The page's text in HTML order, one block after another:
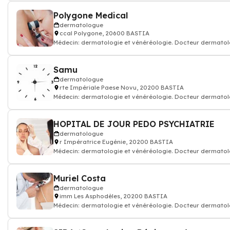
Polygone Medical
dermatologue
ccal Polygone, 20600 BASTIA
Médecin: dermatologie et vénéréologie. Docteur
Samu
dermatologue
rte Impériale Paese Novu, 20200 BASTIA
Médecin: dermatologie et vénéréologie. Docteur
HOPITAL DE JOUR PEDO PSYCHIATRIE
dermatologue
r Impératrice Eugénie, 20200 BASTIA
Médecin: dermatologie et vénéréologie. Docteur
Muriel Costa
dermatologue
imm Les Asphodèles, 20200 BASTIA
Médecin: dermatologie et vénéréologie. Docteur